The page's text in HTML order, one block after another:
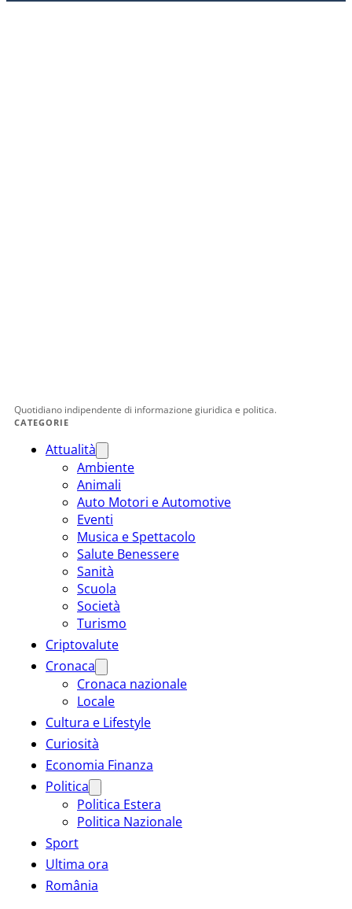
Quotidiano indipendente di informazione giuridica e politica.
CATEGORIE
Attualità
Ambiente
Animali
Auto Motori e Automotive
Eventi
Musica e Spettacolo
Salute Benessere
Sanità
Scuola
Società
Turismo
Criptovalute
Cronaca
Cronaca nazionale
Locale
Cultura e Lifestyle
Curiosità
Economia Finanza
Politica
Politica Estera
Politica Nazionale
Sport
Ultima ora
România